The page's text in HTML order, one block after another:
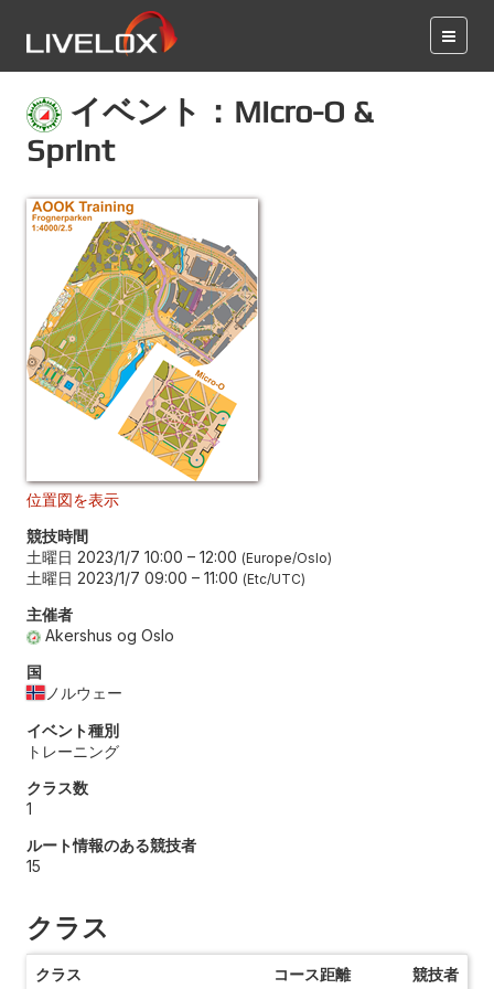
イベント：Micro-O &
Sprint
位置図を表示
競技時間
土曜日 2023/1/7 10:00 – 12:00 Europe/Oslo
土曜日 2023/1/7 09:00 – 11:00 Etc/UTC
主催者
Akershus og Oslo
国
ノルウェー
イベント種別
トレーニング
クラス数
1
ルート情報のある競技者
15
クラス
クラス コース距離 競技者